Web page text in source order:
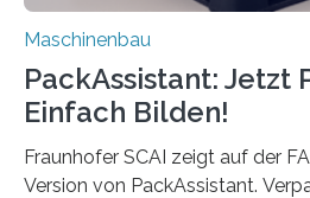
Maschinenbau
PackAssistant: Jetzt
Einfach Bilden!
Fraunhofer SCAI zeigt auf der
Version von PackAssistant.